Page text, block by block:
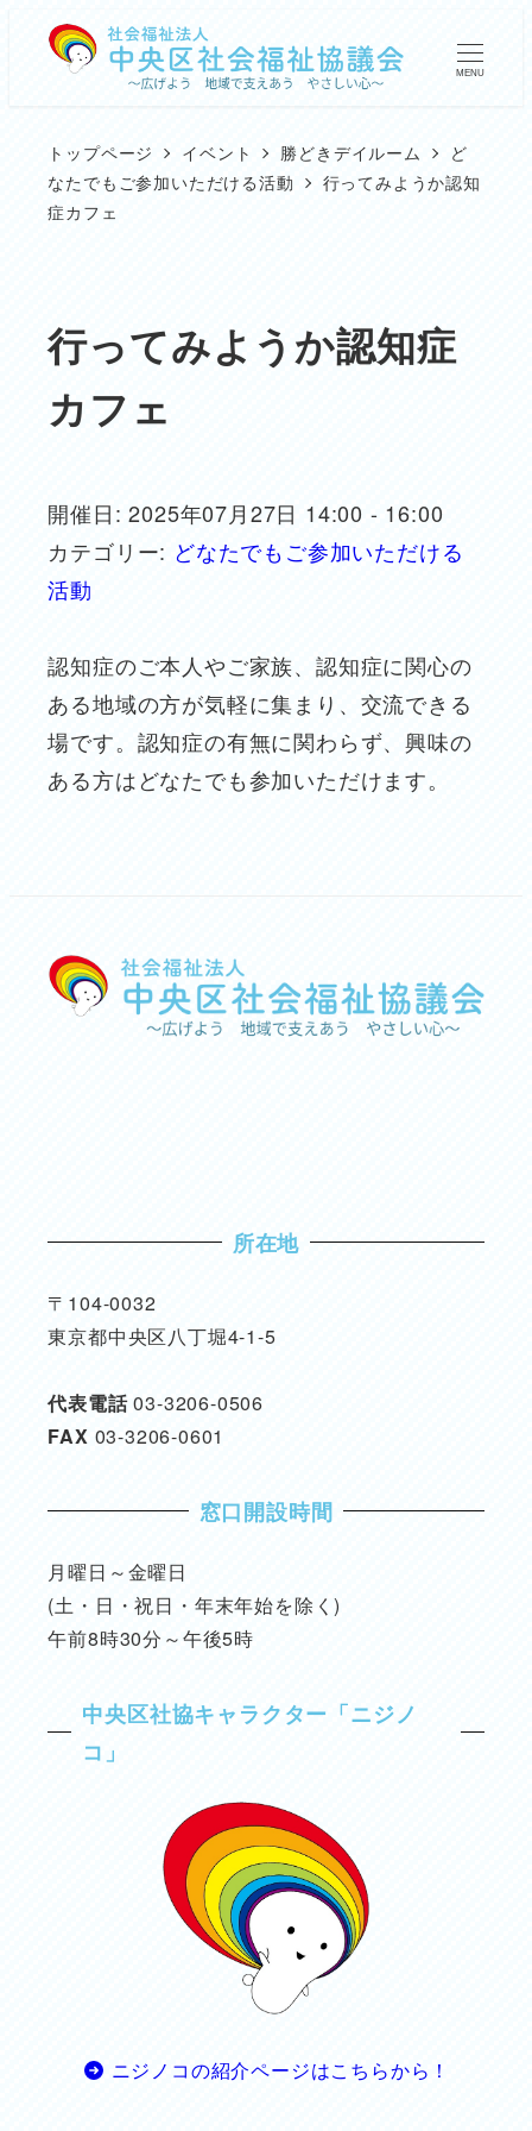
MENU
トップページ イベント 勝どきデイルーム
ど
なたでもご参加いただける活動
行ってみようか認知
症カフェ
行ってみようか認知症
カフェ
開催日: 2025年07月27日 14:00 - 16:00
カテゴリー: どなたでもご参加いただける
活動
認知症のご本人やご家族、認知症に関心の
ある地域の方が気軽に集まり、交流できる
場です。認知症の有無に関わらず、興味の
ある方はどなたでも参加いただけます。
所在地
〒104-0032
東京都中央区八丁堀4-1-5
代表電話03-3206-0506
FAX 03-3206-0601
窓口開設時間
月曜日～金曜日
(土・日・祝日・年末年始を除く)
午前8時30分～午後5時
中央区社協キャラクター「ニジノ
コ」
ニジノコの紹介ページはこちらから！